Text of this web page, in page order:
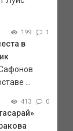
199 1
в
...
413 0